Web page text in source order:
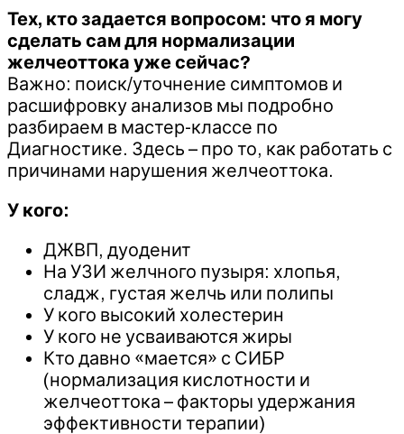
Тех, кто задается вопросом: что я могу
сделать сам для нормализации
желчеоттока уже сейчас?
Важно: поиск/уточнение симптомов и
расшифровку анализов мы подробно
разбираем в мастер-классе по
Диагностике. Здесь – про то, как работать с
причинами нарушения желчеоттока.
У кого:
ДЖВП, дуоденит
На УЗИ желчного пузыря: хлопья,
сладж, густая желчь или полипы
У кого высокий холестерин
У кого не усваиваются жиры
Кто давно «мается» с СИБР
(нормализация кислотности и
желчеоттока – факторы удержания
эффективности терапии)